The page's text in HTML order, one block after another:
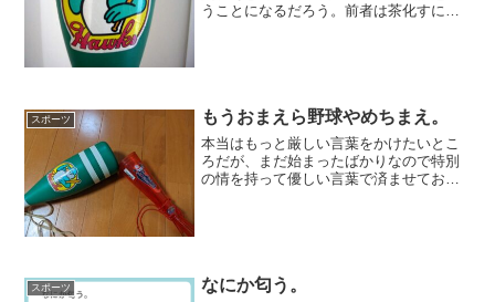
うことになるだろう。前者は茶化すには
スポーツ もうおまえら野球やめちまえ。
本当はもっと厳しい言葉をかけたいとこ
ろだが、まだ始まったばかりなので特別
の情を持って優しい言葉で済ませておき
スポーツ なにか匂う。